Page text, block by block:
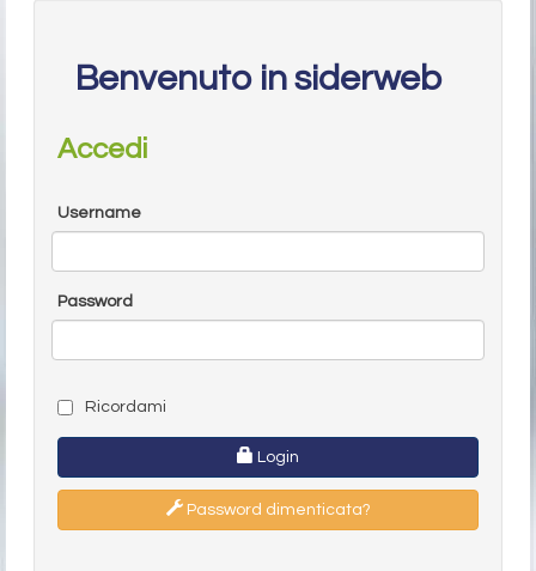
Benvenuto in siderweb
Accedi
Username
Password
Ricordami
Login
Password dimenticata?